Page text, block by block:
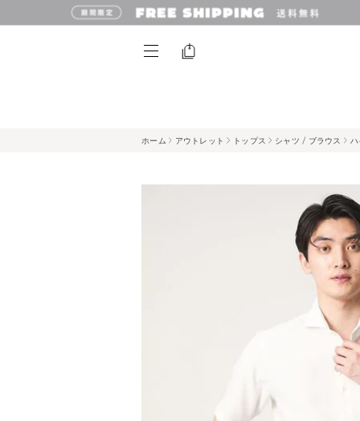
ホーム アウトレット トップス シャツ / ブラウス